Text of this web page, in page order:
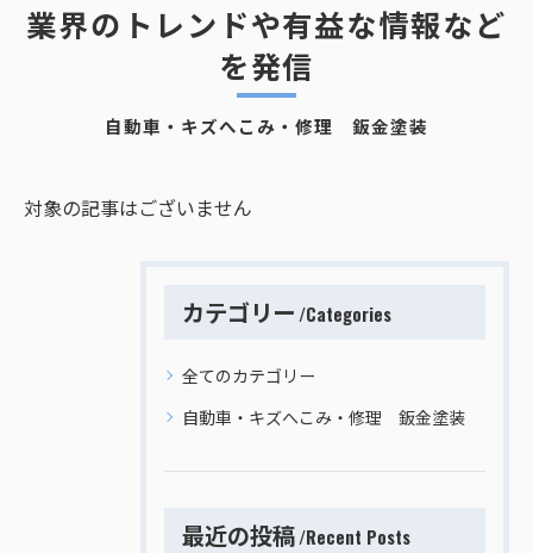
業界のトレンドや有益な情報など
を発信
自動車・キズへこみ・修理 鈑金塗装
対象の記事はございません
カテゴリー Categories
全てのカテゴリー
自動車・キズへこみ・修理 鈑金塗装
最近の投稿 Recent Posts